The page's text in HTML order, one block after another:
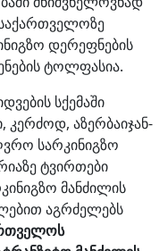
დერეფნების
ტოლფასია.
სქემაში
აზერბაიჯან-
სარკინიგზო
ტვირთები
მანძილის
აგრძელებს